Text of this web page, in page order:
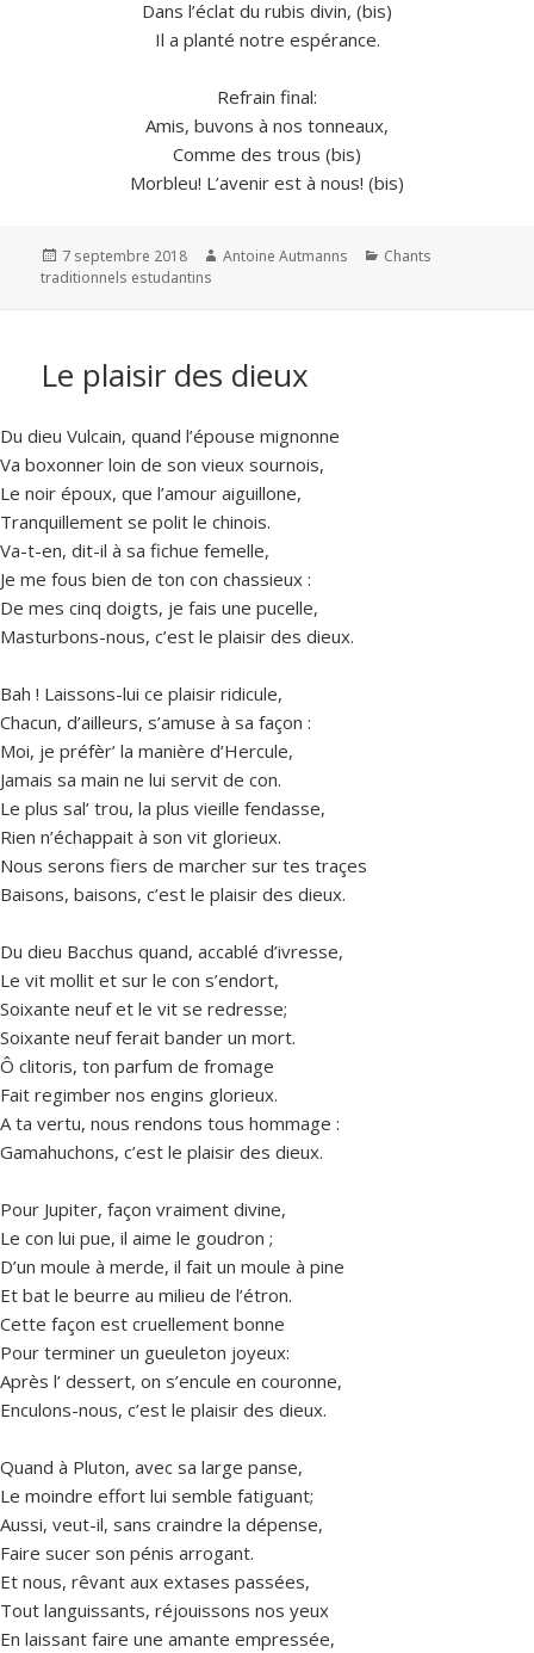
Dans l’éclat du rubis divin, (bis)
Il a planté notre espérance.
Refrain final:
Amis, buvons à nos tonneaux,
Comme des trous (bis)
Morbleu! L’avenir est à nous! (bis)
Publié
le
7 septembre 2018 Auteur
Antoine Autmanns Catégories
Chants
traditionnels estudantins
Le plaisir des dieux
Du dieu Vulcain, quand l’épouse mignonne
Va boxonner loin de son vieux sournois,
Le noir époux, que l’amour aiguillone,
Tranquillement se polit le chinois.
Va-t-en, dit-il à sa fichue femelle,
Je me fous bien de ton con chassieux :
De mes cinq doigts, je fais une pucelle,
Masturbons-nous, c’est le plaisir des dieux.
Bah ! Laissons-lui ce plaisir ridicule,
Chacun, d’ailleurs, s’amuse à sa façon :
Moi, je préfèr’ la manière d’Hercule,
Jamais sa main ne lui servit de con.
Le plus sal’ trou, la plus vieille fendasse,
Rien n’échappait à son vit glorieux.
Nous serons fiers de marcher sur tes traçes
Baisons, baisons, c’est le plaisir des dieux.
Du dieu Bacchus quand, accablé d’ivresse,
Le vit mollit et sur le con s’endort,
Soixante neuf et le vit se redresse;
Soixante neuf ferait bander un mort.
Ô clitoris, ton parfum de fromage
Fait regimber nos engins glorieux.
A ta vertu, nous rendons tous hommage :
Gamahuchons, c’est le plaisir des dieux.
Pour Jupiter, façon vraiment divine,
Le con lui pue, il aime le goudron ;
D’un moule à merde, il fait un moule à pine
Et bat le beurre au milieu de l’étron.
Cette façon est cruellement bonne
Pour terminer un gueuleton joyeux:
Après l’ dessert, on s’encule en couronne,
Enculons-nous, c’est le plaisir des dieux.
Quand à Pluton, avec sa large panse,
Le moindre effort lui semble fatiguant;
Aussi, veut-il, sans craindre la dépense,
Faire sucer son pénis arrogant.
Et nous, rêvant aux extases passées,
Tout languissants, réjouissons nos yeux
En laissant faire une amante empressée,